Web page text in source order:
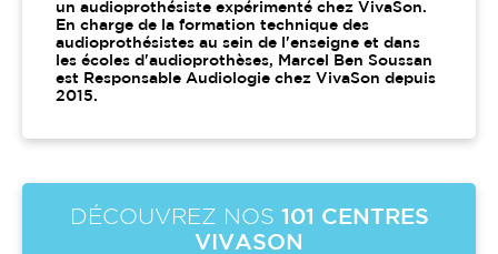
un audioprothésiste expérimenté chez VivaSon.
En charge de la formation technique des
audioprothésistes au sein de l'enseigne et dans
les écoles d'audioprothèses, Marcel Ben Soussan
est Responsable Audiologie chez VivaSon depuis
2015.
DÉCOUVREZ NOS 101 CENTRES
VIVASON